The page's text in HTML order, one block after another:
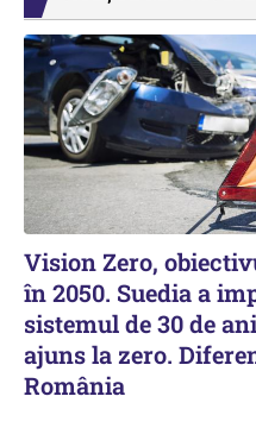
Vision Zero,
în 2050. Suedia a
sistemul de 30 de
ajuns la zero.
România